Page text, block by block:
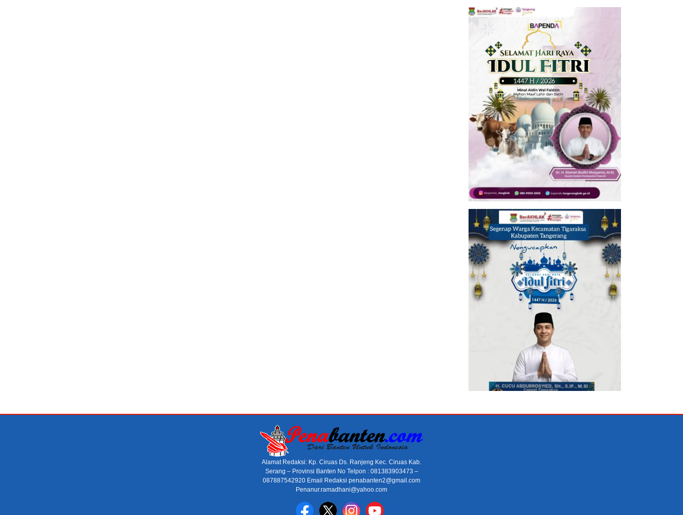
Alamat Redaksi: Kp. Ciruas Ds. Ranjeng Kec. Ciruas Kab.
Serang – Provinsi Banten No Telpon : 081383903473 –
087887542920 Email Redaksi penabanten2@gmail.com
Penanur.ramadhani@yahoo.com